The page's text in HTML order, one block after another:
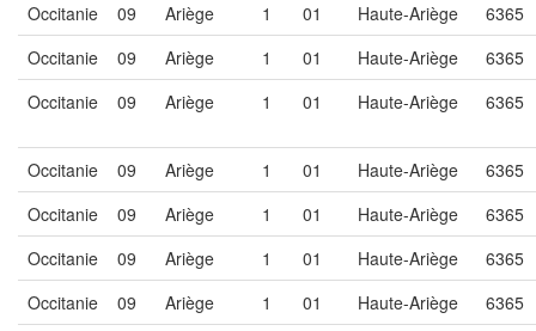
Occitanie
09 Ariège 1 01 Haute-Ariège
6365
Occitanie
09 Ariège 1 01 Haute-Ariège
6365
Occitanie
09 Ariège 1 01 Haute-Ariège 6365
Occitanie 09 Ariège 1 01 Haute-Ariège
6365
Occitanie
09 Ariège 1 01 Haute-Ariège
6365
Occitanie
09 Ariège 1 01 Haute-Ariège
6365
Occitanie
09 Ariège 1 01 Haute-Ariège
6365